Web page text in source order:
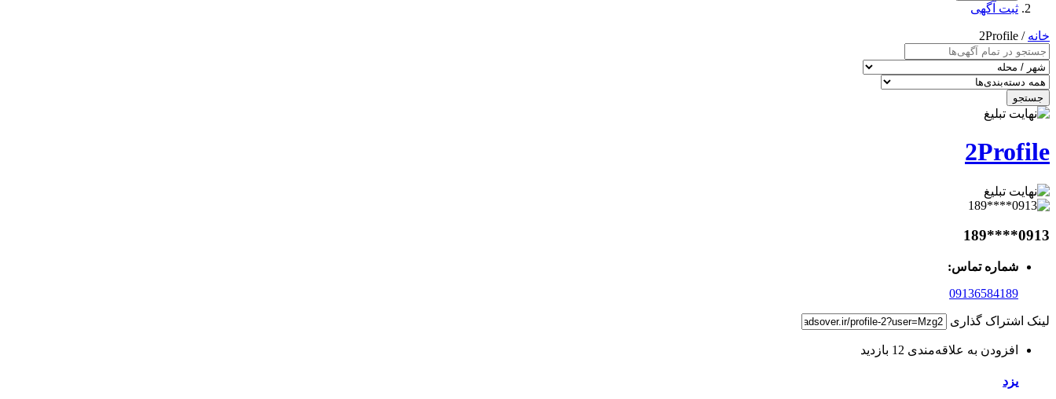
ثبت آگهی
خانه / 2Profile
جستجو
2Profile
0913****189
شماره تماس:
09136584189
لینک اشتراک گذاری
افزودن به علاقه‌مندی 12 بازدید
یزد